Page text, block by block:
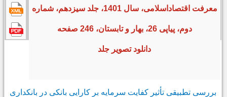
معرفت اقتصاداسلامی، سال 1401، جلد سیزدهم، شماره
دوم، پیاپی 26، بهار و تابستان، 246 صفحه
دانلود تصویر جلد
بررسی تطبیقی تأثیر کفایت سرمایه بر کارایی بانکی در بانکداری